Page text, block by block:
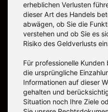
erheblichen Verlusten
dieser Art des Handels
abwägen, ob Sie die
verstehen und ob Sie es
Risiko des Geldverlusts
Für professionelle
die ursprüngliche
Informationen auf dieser
gehalten und
Situation noch Ihre Ziele